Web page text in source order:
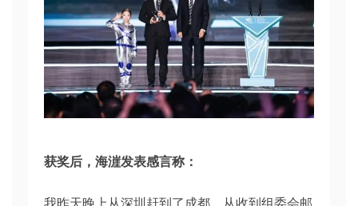
获奖后，海漄发表感言称：
我昨天晚上从深圳赶到了成都，从收到组委会邮